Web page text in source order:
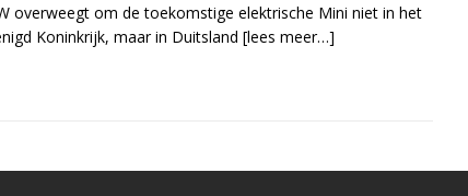
overweegt om de toekomstige elektrische Mini niet in het
Koninkrijk, maar in Duitsland [lees meer…]